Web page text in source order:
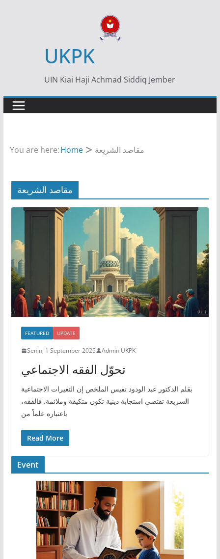
UKPK
UIN Kiai Haji Achmad Siddiq Jember
You are here:Home مقاصد الشريعة
مقاصد الشريعة
FEATURED UPDATE
Senin, 1 September 2025 Admin UKPK
تحوّل الفقه الاجتماعي
بقلم الدكتور عبد الودود نفيس الملخص إن التغيرات الاجتماعية
السريعة تقتضي استجابة دينية تكون متكيفة وملائمة. فالفقه،
باعتباره علماً من
Read More
Event